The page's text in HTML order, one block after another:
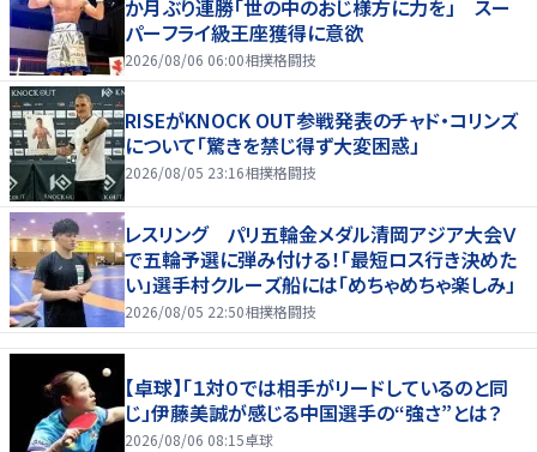
か月ぶり連勝「世の中のおじ様方に力を」 スー
パーフライ級王座獲得に意欲
2026/08/06 06:00相撲格闘技
RISEがKNOCK OUT参戦発表のチャド・コリンズ
について「驚きを禁じ得ず大変困惑」
2026/08/05 23:16相撲格闘技
レスリング パリ五輪金メダル清岡アジア大会Ｖ
で五輪予選に弾み付ける！「最短ロス行き決めた
い」選手村クルーズ船には「めちゃめちゃ楽しみ」
2026/08/05 22:50相撲格闘技
【卓球】「１対０では相手がリードしているのと同
じ」伊藤美誠が感じる中国選手の“強さ”とは？
2026/08/06 08:15卓球